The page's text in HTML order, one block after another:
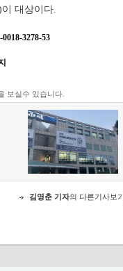
대상이다.
3278-53
보실수 있습니다.
김영춘 기자의 다른기사보